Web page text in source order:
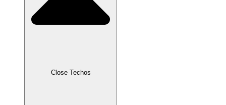
Close Techos